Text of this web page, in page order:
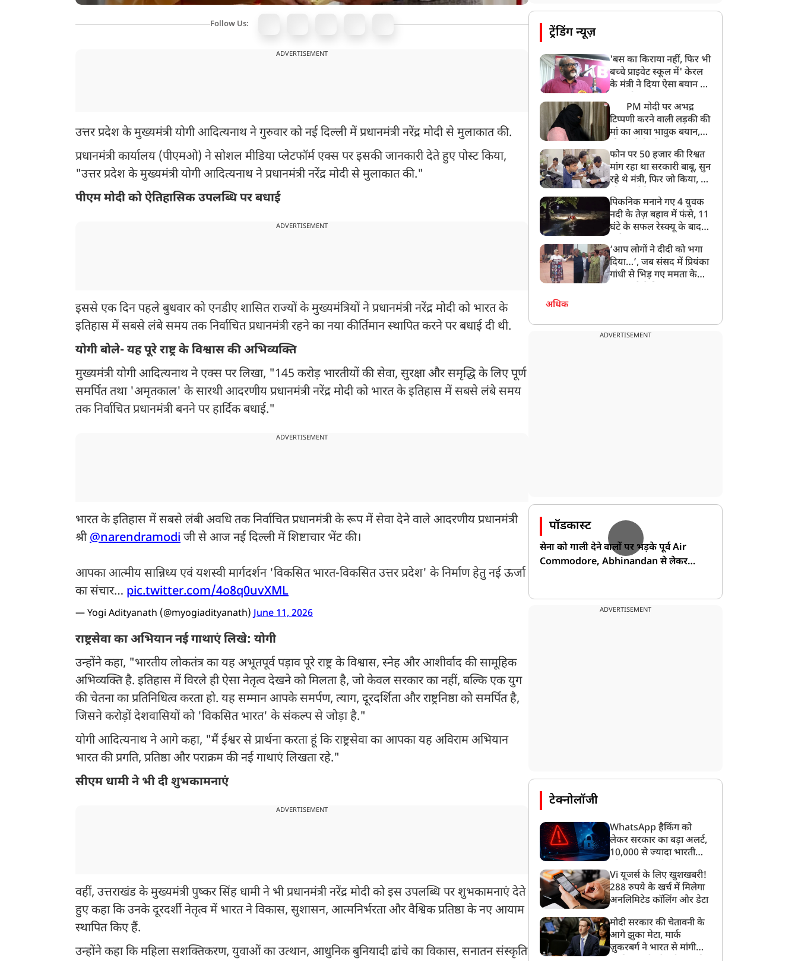
Follow Us:
ADVERTISEMENT
उत्तर प्रदेश के मुख्यमंत्री योगी आदित्यनाथ ने गुरुवार को नई दिल्ली में प्रधानमंत्री नरेंद्र मोदी से मुलाकात की.
प्रधानमंत्री कार्यालय (पीएमओ) ने सोशल मीडिया प्लेटफॉर्म एक्स पर इसकी जानकारी देते हुए पोस्ट किया,
"उत्तर प्रदेश के मुख्यमंत्री योगी आदित्यनाथ ने प्रधानमंत्री नरेंद्र मोदी से मुलाकात की."
पीएम मोदी को ऐतिहासिक उपलब्धि पर बधाई
ADVERTISEMENT
इससे एक दिन पहले बुधवार को एनडीए शासित राज्यों के मुख्यमंत्रियों ने प्रधानमंत्री नरेंद्र मोदी को भारत के
इतिहास में सबसे लंबे समय तक निर्वाचित प्रधानमंत्री रहने का नया कीर्तिमान स्थापित करने पर बधाई दी थी.
योगी बोले- यह पूरे राष्ट्र के विश्वास की अभिव्यक्ति
मुख्यमंत्री योगी आदित्यनाथ ने एक्स पर लिखा, "145 करोड़ भारतीयों की सेवा, सुरक्षा और समृद्धि के लिए पूर्ण
समर्पित तथा 'अमृतकाल' के सारथी आदरणीय प्रधानमंत्री नरेंद्र मोदी को भारत के इतिहास में सबसे लंबे समय
तक निर्वाचित प्रधानमंत्री बनने पर हार्दिक बधाई."
ADVERTISEMENT
भारत के इतिहास में सबसे लंबी अवधि तक निर्वाचित प्रधानमंत्री के रूप में सेवा देने वाले आदरणीय प्रधानमंत्री
श्री@narendramodiजी से आज नई दिल्ली में शिष्टाचार भेंट की।
आपका आत्मीय सान्निध्य एवं यशस्वी मार्गदर्शन 'विकसित भारत-विकसित उत्तर प्रदेश' के निर्माण हेतु नई ऊर्जा
का संचार… pic.twitter.com/4o8q0uvXML
— Yogi Adityanath (@myogiadityanath)June 11, 2026
राष्ट्रसेवा का अभियान नई गाथाएं लिखे: योगी
उन्होंने कहा, "भारतीय लोकतंत्र का यह अभूतपूर्व पड़ाव पूरे राष्ट्र के विश्वास, स्नेह और आशीर्वाद की सामूहिक
अभिव्यक्ति है. इतिहास में विरले ही ऐसा नेतृत्व देखने को मिलता है, जो केवल सरकार का नहीं, बल्कि एक युग
की चेतना का प्रतिनिधित्व करता हो. यह सम्मान आपके समर्पण, त्याग, दूरदर्शिता और राष्ट्रनिष्ठा को समर्पित है,
जिसने करोड़ों देशवासियों को 'विकसित भारत' के संकल्प से जोड़ा है."
योगी आदित्यनाथ ने आगे कहा, "मैं ईश्वर से प्रार्थना करता हूं कि राष्ट्रसेवा का आपका यह अविराम अभियान
भारत की प्रगति, प्रतिष्ठा और पराक्रम की नई गाथाएं लिखता रहे."
सीएम धामी ने भी दी शुभकामनाएं
ADVERTISEMENT
वहीं, उत्तराखंड के मुख्यमंत्री पुष्कर सिंह धामी ने भी प्रधानमंत्री नरेंद्र मोदी को इस उपलब्धि पर शुभकामनाएं देते
हुए कहा कि उनके दूरदर्शी नेतृत्व में भारत ने विकास, सुशासन, आत्मनिर्भरता और वैश्विक प्रतिष्ठा के नए आयाम
स्थापित किए हैं.
उन्होंने कहा कि महिला सशक्तिकरण, युवाओं का उत्थान, आधुनिक बुनियादी ढांचे का विकास, सनातन संस्कृति
ट्रेंडिंग न्यूज़
'बस का किराया नहीं, फिर भी
बच्चे प्राइवेट स्कूल में' केरल
के मंत्री ने दिया ऐसा बयान की
PM मोदी पर अभद्र
टिप्पणी करने वाली लड़की की
मां का आया भावुक बयान,
बेटी को गोद लें प्रधानमंत्री
फोन पर 50 हजार की रिश्वत
मांग रहा था सरकारी बाबू, सुन
रहे थे मंत्री, फिर जो किया, वो
पिकनिक मनाने गए 4 युवक
नदी के तेज़ बहाव में फंसे, 11
घंटे के सफल रेस्क्यू के बाद
‘आप लोगों ने दीदी को भगा
दिया…’, जब संसद में प्रियंका
गांधी से भिड़ गए ममता के
अधिक
ADVERTISEMENT
पॉडकास्ट
सेना को गाली देने वालों पर भड़के पूर्व Air
Commodore, Abhinandan से लेकर
ADVERTISEMENT
टेक्नोलॉजी
WhatsApp हैकिंग को
लेकर सरकार का बड़ा अलर्ट,
10,000 से ज्यादा भारतीयों
गया
Vi यूजर्स के लिए खुशखबरी!
288 रुपये के खर्च में मिलेगा
अनलिमिटेड कॉलिंग और डेटा
मोदी सरकार की चेतावनी के
आगे झुका मेटा, मार्क
ज़ुकरबर्ग ने भारत से मांगी